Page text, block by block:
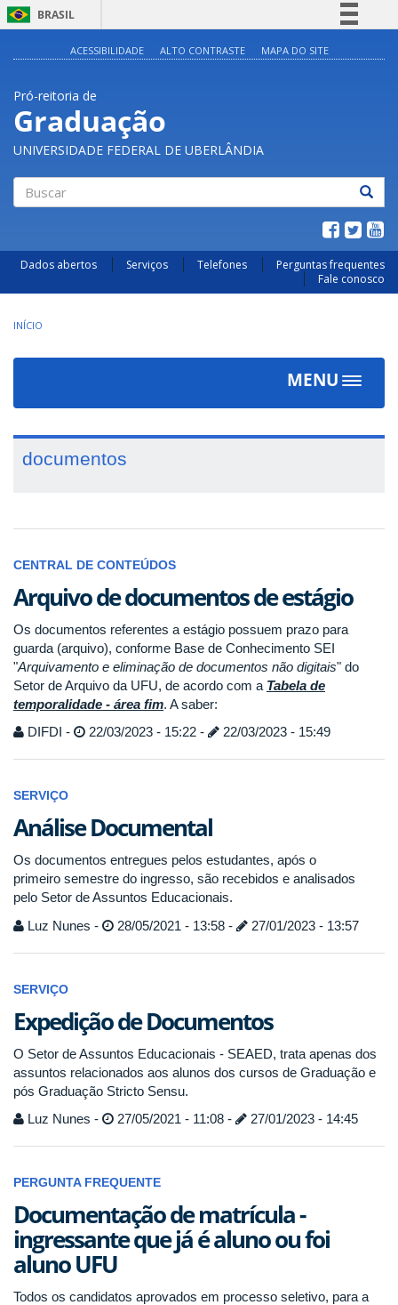
BRASIL
Legislação
Canais
ACESSIBILIDADE ALTO CONTRASTE MAPA DO SITE
Pró-reitoria de
Graduação
UNIVERSIDADE FEDERAL DE UBERLÂNDIA
Dados abertos Serviços Telefones
Perguntas frequentes
Fale conosco
INÍCIO
MENU
Toggle
documentos
CENTRAL DE CONTEÚDOS
Arquivo de documentos de estágio
Os documentos referentes a estágio possuem prazo para
guarda (arquivo), conforme Base de Conhecimento SEI
"Arquivamento e eliminação de documentos não digitais" do
Setor de Arquivo da UFU, de acordo com a Tabela de
temporalidade - área fim. A saber:
DIFDI -
22/03/2023 - 15:22 - 22/03/2023 - 15:49
SERVIÇO
Análise Documental
Os documentos entregues pelos estudantes, após o
primeiro semestre do ingresso, são recebidos e analisados
pelo Setor de Assuntos Educacionais.
Luz Nunes -
28/05/2021 - 13:58 - 27/01/2023 - 13:57
SERVIÇO
Expedição de Documentos
O Setor de Assuntos Educacionais - SEAED, trata apenas dos
assuntos relacionados aos alunos dos cursos de Graduação e
pós Graduação Stricto Sensu.
Luz Nunes -
27/05/2021 - 11:08 - 27/01/2023 - 14:45
PERGUNTA FREQUENTE
Documentação de matrícula -
ingressante que já é aluno ou foi
aluno UFU
Todos os candidatos aprovados em processo seletivo, para a